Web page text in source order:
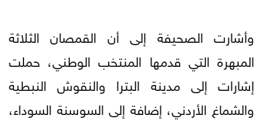
وأشارت الصحيفة إلى أن القمصان الثلاثة
المبهرة التي قدمها المنتخب الوطني، حملت
إشارات إلى مدينة البترا والنقوش النبطية
والشماغ الأردني، إضافة إلى السوسنة السوداء،